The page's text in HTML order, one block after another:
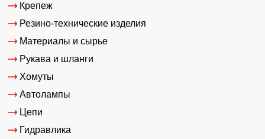
Крепеж
Резино-технические изделия
Материалы и сырье
Рукава и шланги
Хомуты
Автолампы
Цепи
Гидравлика